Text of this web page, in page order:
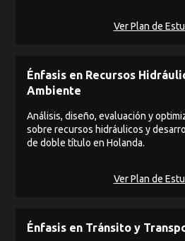
Ver Plan de
Énfasis en Recursos
Ambiente
Análisis, diseño, evaluación y
sobre recursos hidráulicos y
de doble título en Holanda.
Ver Plan de
Énfasis en Tránsito y